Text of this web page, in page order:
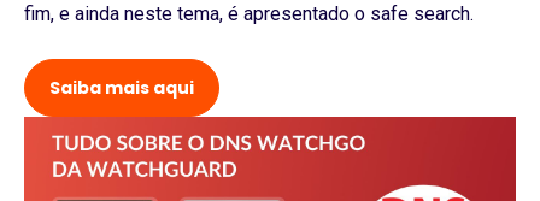
fim, e ainda neste tema, é apresentado o safe search.
Saiba mais aqui